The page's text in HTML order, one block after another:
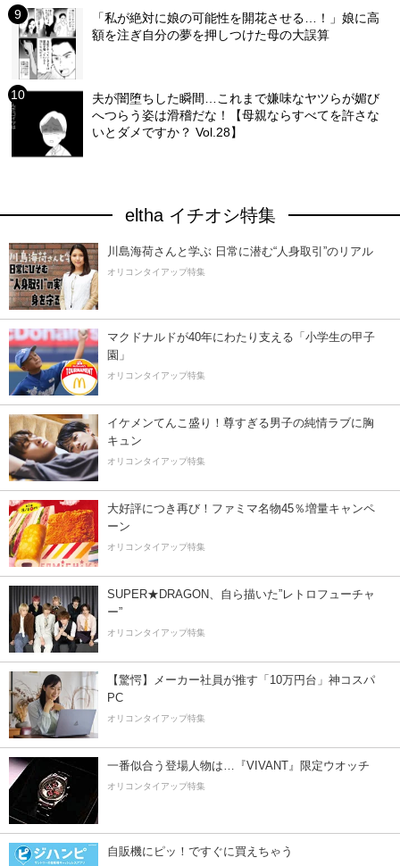
「私が絶対に娘の可能性を開花させる…！」娘に高
額を注ぎ自分の夢を押しつけた母の大誤算
夫が闇堕ちした瞬間…これまで嫌味なヤツらが媚び
へつらう姿は滑稽だな！【母親ならすべてを許さな
いとダメですか？ Vol.28】
eltha イチオシ特集
川島海荷さんと学ぶ 日常に潜む“人身取引”のリアル
オリコンタイアップ特集
マクドナルドが40年にわたり支える「小学生の甲子
園」
オリコンタイアップ特集
イケメンてんこ盛り！尊すぎる男子の純情ラブに胸
キュン
オリコンタイアップ特集
大好評につき再び！ファミマ名物45％増量キャンペ
ーン
オリコンタイアップ特集
SUPER★DRAGON、自ら描いた”レトロフューチャ
ー”
オリコンタイアップ特集
【驚愕】メーカー社員が推す「10万円台」神コスパ
PC
オリコンタイアップ特集
一番似合う登場人物は…『VIVANT』限定ウオッチ
オリコンタイアップ特集
自販機にピッ！ですぐに買えちゃう